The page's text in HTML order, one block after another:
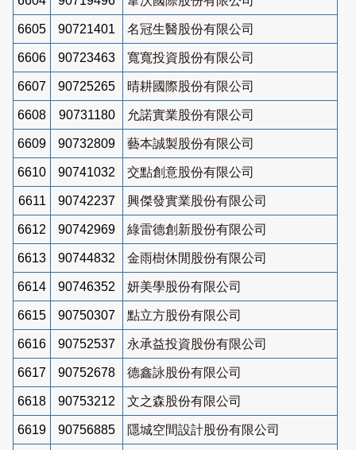
6605 90721401 名冠生醫股份有限公司
6606 90723463 寬寬投資股份有限公司
6607 90725265 晴耕國際股份有限公司
6608 90731180 允諾實業股份有限公司
6609 90732809 藝本誠製股份有限公司
6610 90741032 交點創意股份有限公司
6611 90742237 興傑發實業股份有限公司
6612 90742969 綠雷德創新股份有限公司
6613 90744832 金雨樹休閒股份有限公司
6614 90746352 妍美學股份有限公司
6615 90750307 點立方股份有限公司
6616 90752537 永承益投資股份有限公司
6617 90752678 德鑫詠股份有限公司
6618 90753212 文之森股份有限公司
6619 90756885 隱城空間設計股份有限公司